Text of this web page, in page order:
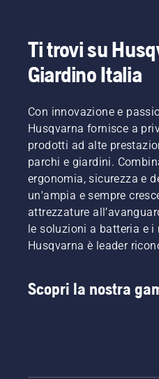
Ti trovi su
Giardino Italia
Con innovazione e
Husqvarna fornisce a
prodotti ad alte
parchi e giardini.
ergonomia, sicurezza e
un'ampia e sempre
attrezzature
le soluzioni a batteria e
Husqvarna è leader
Scopri la nostra